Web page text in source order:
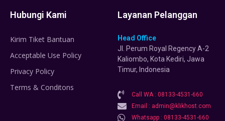
Hubungi Kami
Kirim Tiket Bantuan
Acceptable Use Policy
Privacy Policy
Terms & Conditons
Layanan Pelanggan
Head Office
Jl. Perum Royal Regency A-2
Kaliombo, Kota Kediri, Jawa
Timur, Indonesia
Call WA : 08133-4531-660
Email : admin@klikhost.com
Whatsapp : 08133-4531-660